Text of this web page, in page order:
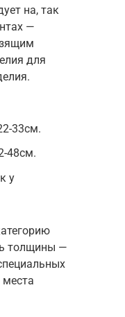
на, так
—
для
33см.
48см.
у
толщины —